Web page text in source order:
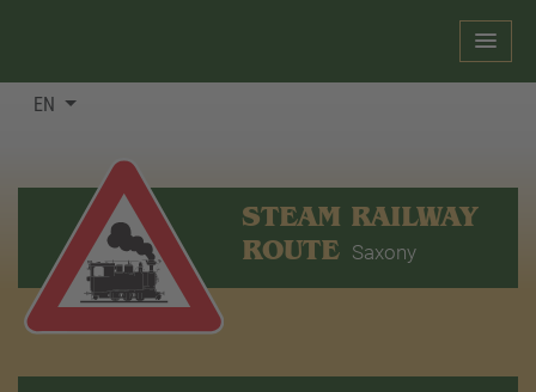
EN
STEAM RAILWAY
ROUTE Saxony